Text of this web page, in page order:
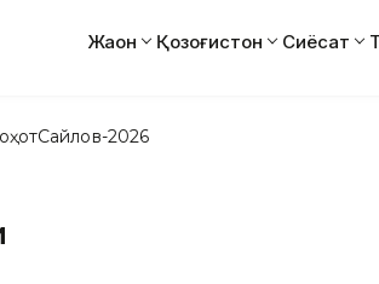
Жаҳон Қозоғистон Сиёсат
Сайлов-2026